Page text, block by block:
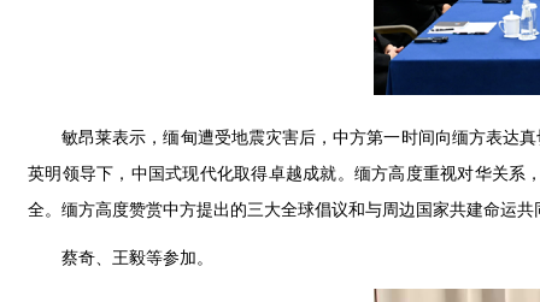
敏昂莱表示，缅甸遭受地震灾害后，中方第一时间向缅方表达
英明领导下，中国式现代化取得卓越成就。缅方高度重视对华关
全。缅方高度赞赏中方提出的三大全球倡议和与周边国家共建命运
蔡奇、王毅等参加。